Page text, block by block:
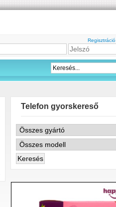
Regisztráció
Telefon gyorskereső